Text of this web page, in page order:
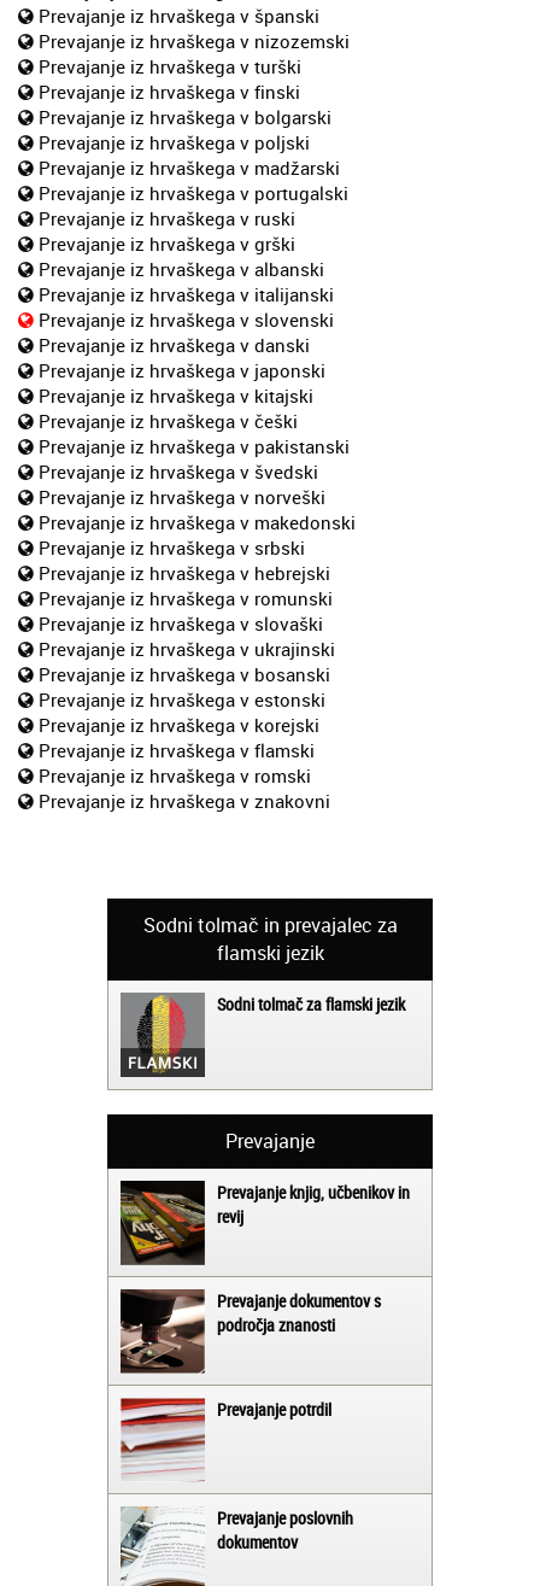
Prevajanje iz hrvaškega v španski
Prevajanje iz hrvaškega v nizozemski
Prevajanje iz hrvaškega v turški
Prevajanje iz hrvaškega v finski
Prevajanje iz hrvaškega v bolgarski
Prevajanje iz hrvaškega v poljski
Prevajanje iz hrvaškega v madžarski
Prevajanje iz hrvaškega v portugalski
Prevajanje iz hrvaškega v ruski
Prevajanje iz hrvaškega v grški
Prevajanje iz hrvaškega v albanski
Prevajanje iz hrvaškega v italijanski
Prevajanje iz hrvaškega v slovenski
Prevajanje iz hrvaškega v danski
Prevajanje iz hrvaškega v japonski
Prevajanje iz hrvaškega v kitajski
Prevajanje iz hrvaškega v češki
Prevajanje iz hrvaškega v pakistanski
Prevajanje iz hrvaškega v švedski
Prevajanje iz hrvaškega v norveški
Prevajanje iz hrvaškega v makedonski
Prevajanje iz hrvaškega v srbski
Prevajanje iz hrvaškega v hebrejski
Prevajanje iz hrvaškega v romunski
Prevajanje iz hrvaškega v slovaški
Prevajanje iz hrvaškega v ukrajinski
Prevajanje iz hrvaškega v bosanski
Prevajanje iz hrvaškega v estonski
Prevajanje iz hrvaškega v korejski
Prevajanje iz hrvaškega v flamski
Prevajanje iz hrvaškega v romski
Prevajanje iz hrvaškega v znakovni
Sodni tolmač in prevajalec za
flamski jezik
Sodni tolmač za flamski jezik
Prevajanje
Prevajanje knjig, učbenikov in
revij
Prevajanje dokumentov s
področja znanosti
Prevajanje potrdil
Prevajanje poslovnih
dokumentov